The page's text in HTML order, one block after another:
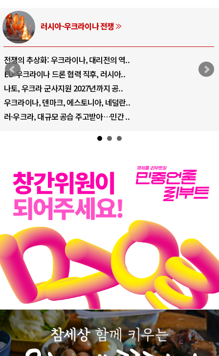
러시아-우크라이나 전쟁
전쟁의 추상화: 우크라이나, 대리전의 역..
EU·우크라이나 드론 협력 직후, 러시아..
나토, 우크라 군사지원 2027년까지 공..
우크라이나, 덴마크, 에스토니아, 네덜란..
러·우크라, 대규모 공습 주고받아…민간 ..